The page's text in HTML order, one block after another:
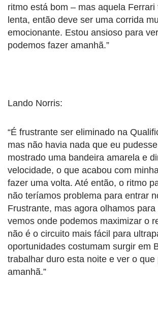
ritmo está bom – mas aquela
lenta, então deve ser uma corrida
emocionante. Estou ansioso para
podemos fazer amanhã.”
Lando Norris:
“É frustrante ser eliminado na
mas não havia nada que eu
mostrado uma bandeira amarela e
velocidade, o que acabou com
fazer uma volta. Até então, o ritmo
não teríamos problema para entrar
Frustrante, mas agora olhamos
vemos onde podemos maximizar o
não é o circuito mais fácil para
oportunidades costumam surgir em
trabalhar duro esta noite e ver o
amanhã.”